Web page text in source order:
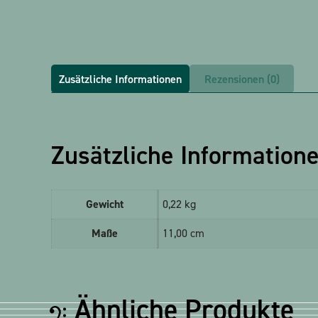
Zusätzliche Informationen Rezensionen (0)
Zusätzliche
Gewicht
0,22 kg
Maße
11,00 cm
Ähnliche Produkte